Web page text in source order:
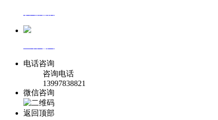
电话咨询
咨询电话
13997838821
微信咨询
返回顶部